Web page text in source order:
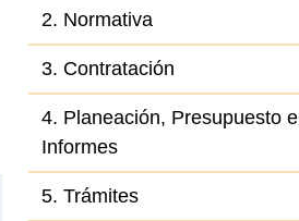
2. Normativa
3. Contratación
4. Planeación, Presupuesto e
Informes
5. Trámites